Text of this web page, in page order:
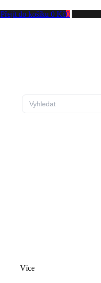
Přejít do košíku 0 Kč0
Více